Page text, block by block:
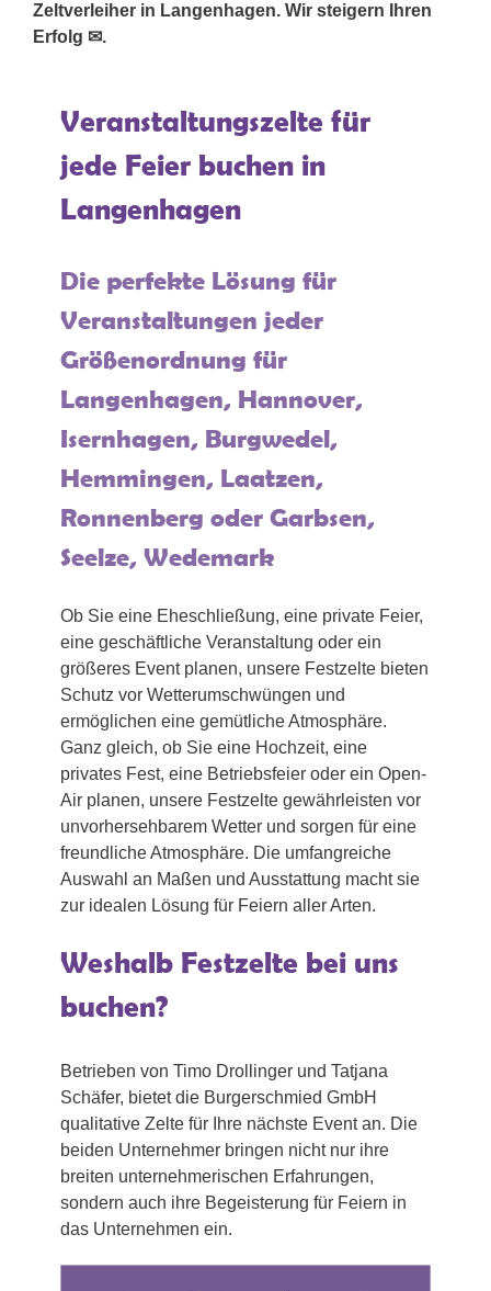
Zeltverleiher in Langenhagen. Wir steigern Ihren
Erfolg ✉.
Veranstaltungszelte für
jede Feier buchen in
Langenhagen
Die perfekte Lösung für
Veranstaltungen jeder
Größenordnung für
Langenhagen, Hannover,
Isernhagen, Burgwedel,
Hemmingen, Laatzen,
Ronnenberg oder Garbsen,
Seelze, Wedemark
Ob Sie eine Eheschließung, eine private Feier,
eine geschäftliche Veranstaltung oder ein
größeres Event planen, unsere Festzelte bieten
Schutz vor Wetterumschwüngen und
ermöglichen eine gemütliche Atmosphäre.
Ganz gleich, ob Sie eine Hochzeit, eine
privates Fest, eine Betriebsfeier oder ein Open-
Air planen, unsere Festzelte gewährleisten vor
unvorhersehbarem Wetter und sorgen für eine
freundliche Atmosphäre. Die umfangreiche
Auswahl an Maßen und Ausstattung macht sie
zur idealen Lösung für Feiern aller Arten.
Weshalb Festzelte bei uns
buchen?
Betrieben von Timo Drollinger und Tatjana
Schäfer, bietet die Burgerschmied GmbH
qualitative Zelte für Ihre nächste Event an. Die
beiden Unternehmer bringen nicht nur ihre
breiten unternehmerischen Erfahrungen,
sondern auch ihre Begeisterung für Feiern in
das Unternehmen ein.